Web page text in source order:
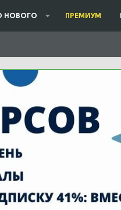
НОВОГО ПРЕМИУМ